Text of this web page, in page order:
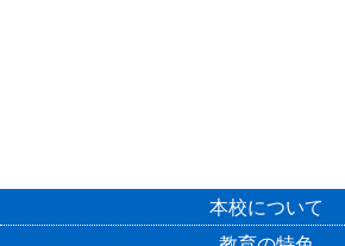
本校について